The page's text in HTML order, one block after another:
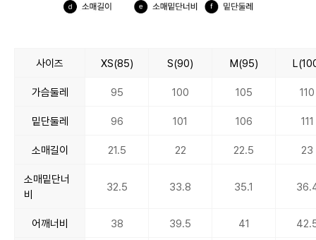
사이즈 XS(85) S(90) M(95)
가슴둘레 95 100 105 110
밑단둘레 96 101 106 111
소매길이 21.5 22 22.5 23
소매밑단너
비
32.5 33.8 35.1
어깨너비 38 39.5 41